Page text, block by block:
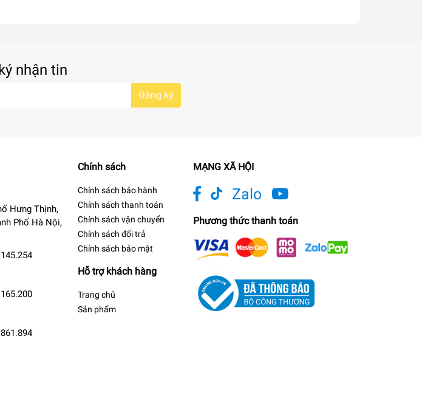
nhận tin
Đăng ký
Hưng Thịnh,
Phố Hà Nội,
Chính sách
Chính sách bảo hành
Chính sách thanh toán
Chính sách vận chuyển
Chính sách đổi trả
Chính sách bảo mật
Hỗ trợ khách hàng
Trang chủ
Sản phẩm
MẠNG XÃ HỘI
Zalo
Phương thức thanh toán